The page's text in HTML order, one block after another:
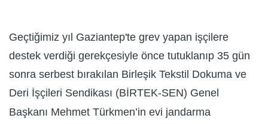
Geçtiğimiz yıl Gaziantep'te grev yapan işçilere
destek verdiği gerekçesiyle önce tutuklanıp 35 gün
sonra serbest bırakılan Birleşik Tekstil Dokuma ve
Deri İşçileri Sendikası (BİRTEK-SEN) Genel
Başkanı Mehmet Türkmen’in evi jandarma